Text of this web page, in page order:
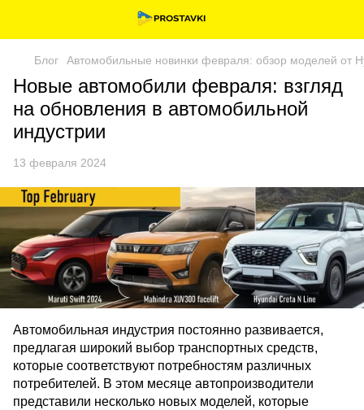
Блог Автомобильные новинки февраля: обзор моделей от
Новые автомобили февраля: взгляд
на обновления в автомобильной
индустрии
13 февраля 2024
Автомобильная индустрия постоянно развивается,
предлагая широкий выбор транспортных средств,
которые соответствуют потребностям различных
потребителей. В этом месяце автопроизводители
представили несколько новых моделей, которые